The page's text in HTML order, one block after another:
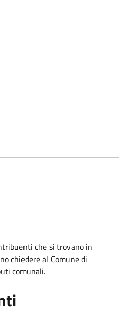
che si trovano in
chiedere al Comune di
comunali.